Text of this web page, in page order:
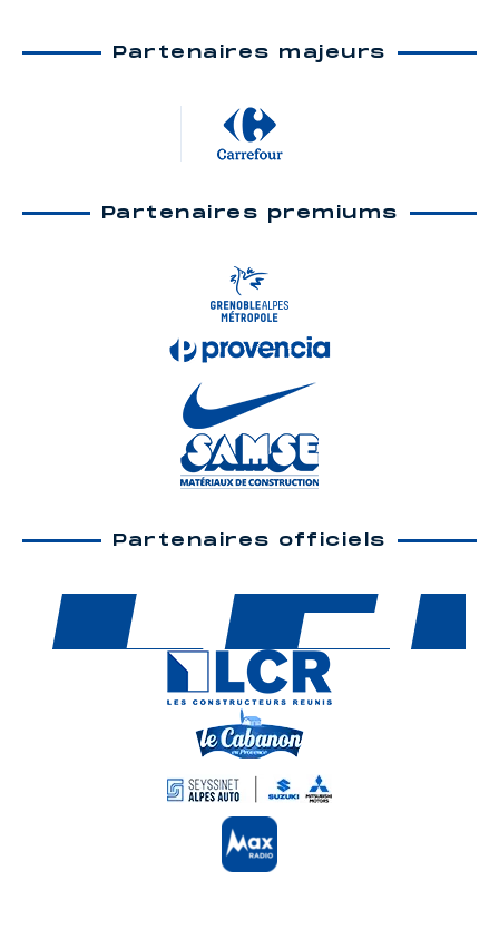
Partenaires majeurs
Partenaires premiums
Partenaires officiels